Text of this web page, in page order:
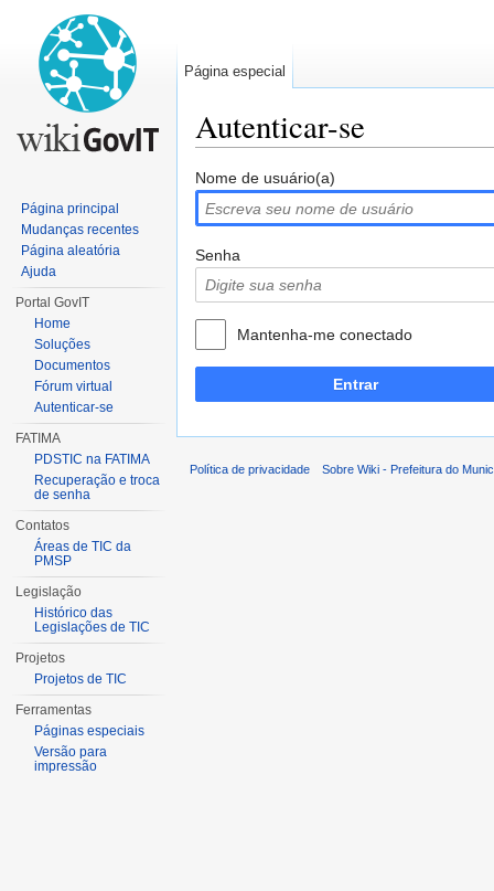
Autenticar-se
Nome de usuário(a)
Senha
Mantenha-me conectado
Entrar
Página especial
Página principal
Mudanças recentes
Página aleatória
Ajuda
Portal GovIT
Home
Soluções
Documentos
Fórum virtual
Autenticar-se
FATIMA
PDSTIC na FATIMA
Recuperação e troca
de senha
Contatos
Áreas de TIC da
PMSP
Legislação
Histórico das
Legislações de TIC
Projetos
Projetos de TIC
Ferramentas
Páginas especiais
Versão para
impressão
Política de privacidade Sobre Wiki - Prefeitura do